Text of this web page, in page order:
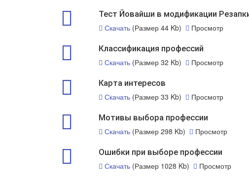
Тест Йовайши в модификации
Скачать(Размер 44 Kb) Просмотр
Классификация профессий
Скачать(Размер 32 Kb) Просмотр
Карта интересов
Скачать(Размер 33 Kb) Просмотр
Мотивы выбора профессии
Скачать(Размер 298 Kb) Просмотр
Ошибки при выборе профессии
Скачать(Размер 1028 Kb) Просмотр